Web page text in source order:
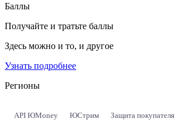
Баллы
Получайте и тратьте баллы
Здесь можно и то, и другое
Узнать подробнее
Регионы
API ЮMoney ЮСтрим Защита покупателя